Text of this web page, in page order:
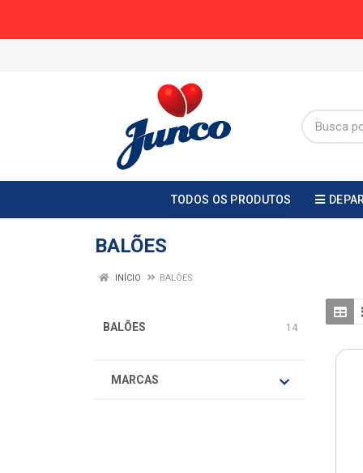
TODOS OS PRODUTOS
BALÕES
INÍCIO BALÕES
BALÕES 14
MARCAS